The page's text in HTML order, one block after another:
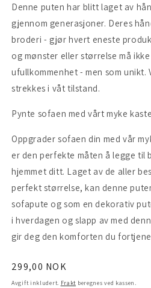
Denne puten har blitt laget av
gjennom generasjoner. Deres
broderi - gjør hvert eneste
og mønster eller størrelse må ikke
ufullkommenhet - men som unikt.
strekkes i våt tilstand.
Pynte sofaen med vårt myke
Oppgrader sofaen din med vår
er den perfekte måten å legge til
hjemmet ditt. Laget av de aller
perfekt størrelse, kan denne
sofapute og som en dekorativ
i hverdagen og slapp av med
gir deg den komforten du
Vanlig
pris
299,00 NOK
Avgift inkludert. Frakt beregnes ved kassen.